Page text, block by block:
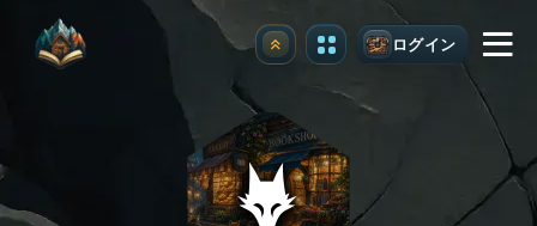
アップグレード ログイン